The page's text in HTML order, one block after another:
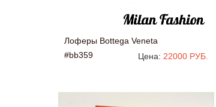
Лоферы Bottega Veneta
#bb359
Цена: 22000 РУБ.